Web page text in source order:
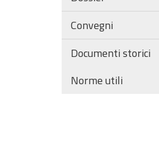
Convegni
Documenti storici
Norme utili